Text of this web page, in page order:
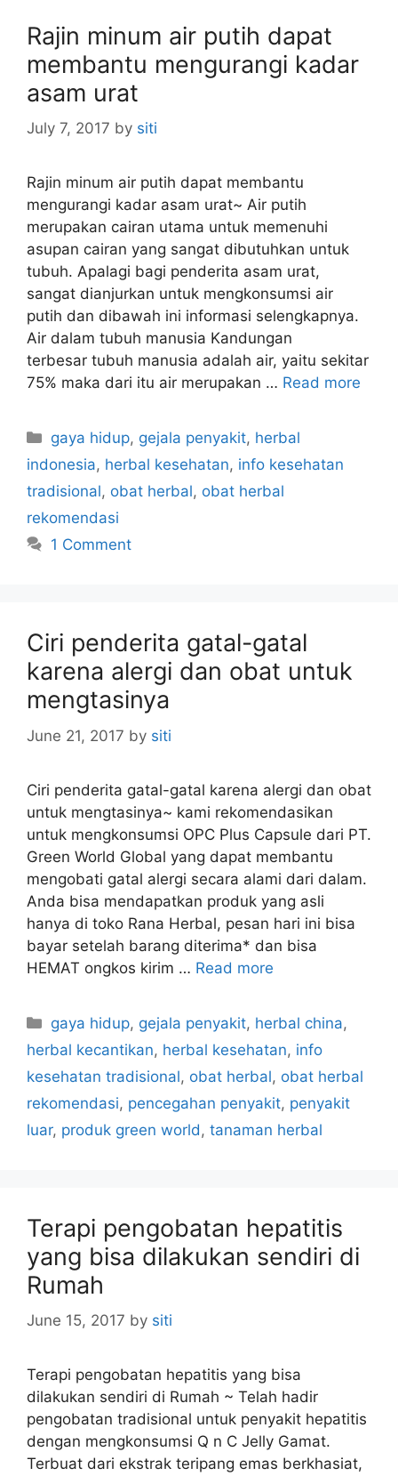
e
s
Rajin minum air putih dapat
membantu mengurangi kadar
asam urat
July 7, 2017 by siti
Rajin minum air putih dapat membantu
mengurangi kadar asam urat~ Air putih
merupakan cairan utama untuk memenuhi
asupan cairan yang sangat dibutuhkan untuk
tubuh. Apalagi bagi penderita asam urat,
sangat dianjurkan untuk mengkonsumsi air
putih dan dibawah ini informasi selengkapnya.
Air dalam tubuh manusia Kandungan
terbesar tubuh manusia adalah air, yaitu sekitar
75% maka dari itu air merupakan … Read more
C
a
e
g
o
s
gaya hidup, gejala penyakit, herbal
indonesia, herbal kesehatan, info kesehatan
tradisional, obat herbal, obat herbal
rekomendasi
1 Comment
Ciri penderita gatal-gatal
karena alergi dan obat untuk
mengtasinya
June 21, 2017 by siti
Ciri penderita gatal-gatal karena alergi dan obat
untuk mengtasinya~ kami rekomendasikan
untuk mengkonsumsi OPC Plus Capsule dari PT.
Green World Global yang dapat membantu
mengobati gatal alergi secara alami dari dalam.
Anda bisa mendapatkan produk yang asli
hanya di toko Rana Herbal, pesan hari ini bisa
bayar setelah barang diterima* dan bisa
HEMAT ongkos kirim … Read more
C
a
e
g
o
s
gaya hidup, gejala penyakit, herbal china,
herbal kecantikan, herbal kesehatan, info
kesehatan tradisional, obat herbal, obat herbal
rekomendasi, pencegahan penyakit, penyakit
luar, produk green world , tanaman herbal
Terapi pengobatan hepatitis
yang bisa dilakukan sendiri di
Rumah
June 15, 2017 by siti
Terapi pengobatan hepatitis yang bisa
dilakukan sendiri di Rumah ~ Telah hadir
pengobatan tradisional untuk penyakit hepatitis
dengan mengkonsumsi Q n C Jelly Gamat.
Terbuat dari ekstrak teripang emas berkhasiat,